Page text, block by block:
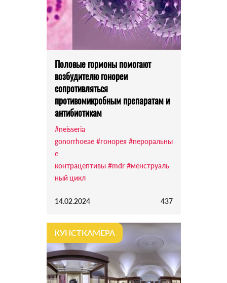
Половые гормоны помогают
возбудителю гонореи
сопротивляться
противомикробным препаратам и
антибиотикам
#neisseria
gonorrhoeae #гонорея #пероральны
е
контрацептивы #mdr #менструаль
ный цикл
14.02.2024 437
КУНСТКАМЕРА